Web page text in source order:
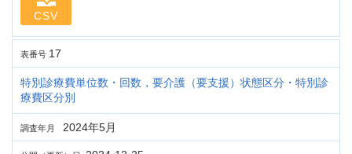
CSV
表番号 17
特別診療費単位数・回数，要介護（要支援）状態区分・特別診
療費区分別
調査年月 2024年5月